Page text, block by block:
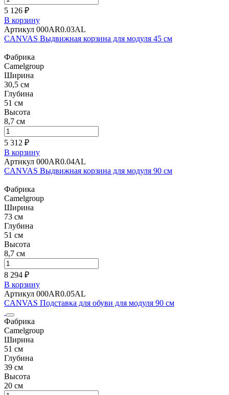
5 126 ₽
В корзину
Артикул 000AR0.03AL
CANVAS Выдвижная корзина для модуля 45 см
Фабрика
Camelgroup
Ширина
30,5 см
Глубина
51 см
Высота
8,7 см
5 312 ₽
В корзину
Артикул 000AR0.04AL
CANVAS Выдвижная корзина для модуля 90 см
Фабрика
Camelgroup
Ширина
73 см
Глубина
51 см
Высота
8,7 см
8 294 ₽
В корзину
Артикул 000AR0.05AL
CANVAS Подставка для обуви для модуля 90 см
Фабрика
Camelgroup
Ширина
51 см
Глубина
39 см
Высота
20 см